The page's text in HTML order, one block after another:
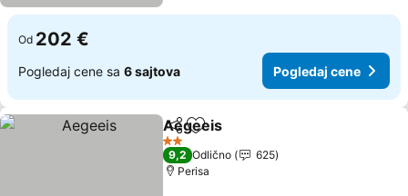
Od 202 €
Pogledaj cene sa 6 sajtova Pogledaj cene
Deli Dodati u favorite
Aegeeis
2 Zvezdice
9,2 Odlično
625
Perisa